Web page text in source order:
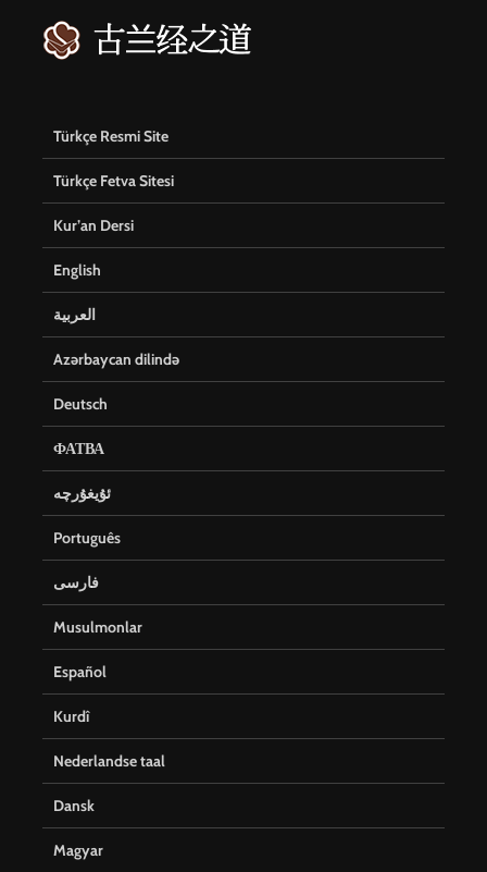
Türkçe Resmi Site
Türkçe Fetva Sitesi
Kur’an Dersi
English
العربية
Azərbaycan dilində
Deutsch
ФАТВА
ئۇيغۇرچە
Português
فارسی
Musulmonlar
Español
Kurdî
Nederlandse taal
Dansk
Magyar